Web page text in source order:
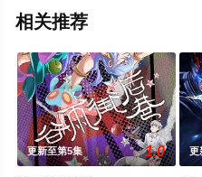
相关推荐
更新至第5集 1.0 更